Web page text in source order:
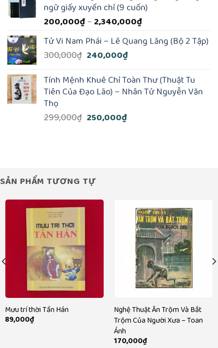
240,000₫. là:
220,000₫.
ngữ giấy xuyến chỉ (9 cuốn)
200,000₫– 2,340,000₫Khoảng
từ
2,340,000₫
Tử Vi Nam Phái – Lê Quang Lăng (Bộ 2 Tập)
300,000₫ Giá
là:
300,000₫.
240,000₫Giá
tại
là:
Tính Mệnh Khuê Chỉ Toàn Thư (Thuật Tu
Tiên Của Đạo Lão) – Nhân Tử Nguyễn Văn
Thọ
299,000₫ Giá
250,000₫Giá
SẢN PHẨM TƯƠNG TỰ
Mưu trí thời Tần Hán
89,000₫
Nghệ Thuật Ăn Trộm Và Bắt
Trộm Của Người Xưa – Toan
Ánh
170,000₫